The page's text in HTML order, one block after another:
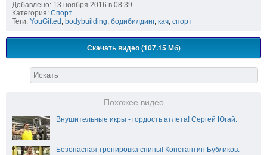
Добавлено: 13 ноября 2016 в 08:39
Категория: Спорт
Теги: YouGifted , bodybuilding, бодибилдинг, кач, спорт
Скачать видео (107.15 Мб)
Похожее видео
Внушительные икры - гордость атлета! Сергей Югай.
Безопасная тренировка спины! Константин Бубликов.